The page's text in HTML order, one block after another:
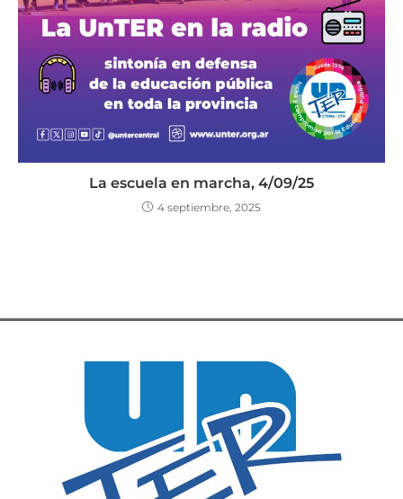
La escuela en marcha, 4/09/25
4 septiembre, 2025